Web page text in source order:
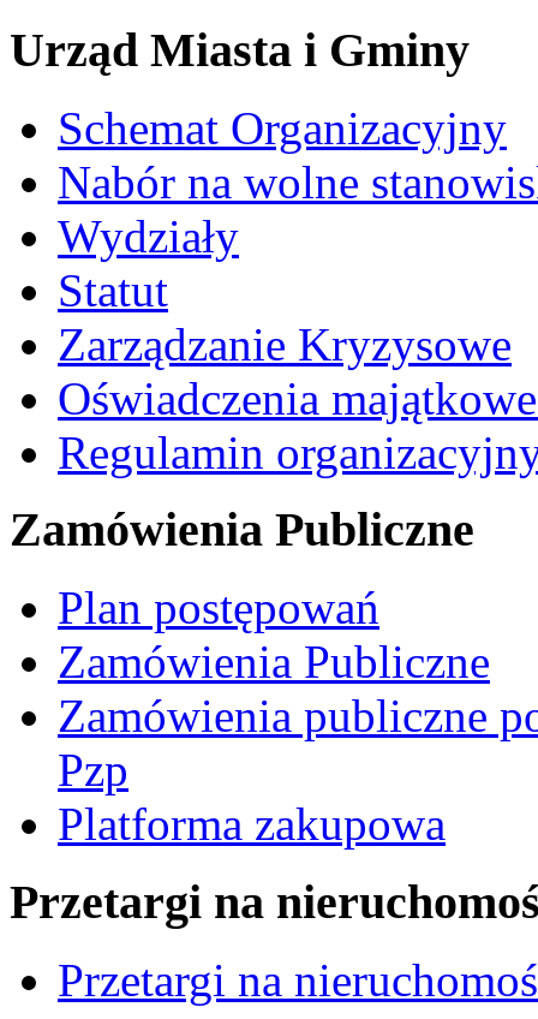
Urząd Miasta i Gminy
Schemat Organizacyjny
Nabór na wolne
Wydziały
Statut
Zarządzanie Kryzysowe
Oświadczenia
Regulamin
Zamówienia Publiczne
Plan postępowań
Zamówienia Publiczne
Zamówienia publiczne
Pzp
Platforma zakupowa
Przetargi na
Przetargi na